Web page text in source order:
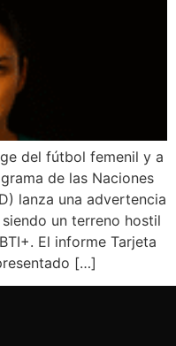
del fútbol femenil y a
de las Naciones
lanza una advertencia
un terreno hostil
El informe Tarjeta
[…]